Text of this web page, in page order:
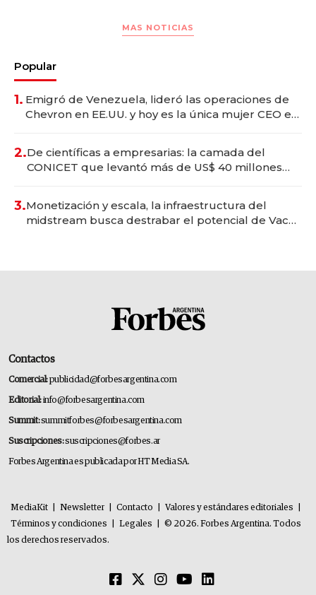
MAS NOTICIAS
Popular
1. Emigró de Venezuela, lideró las operaciones de
Chevron en EE.UU. y hoy es la única mujer CEO en
2.De científicas a empresarias: la camada del
CONICET que levantó más de US$ 40 millones
3.Monetización y escala, la infraestructura del
midstream busca destrabar el potencial de Vaca
Contactos
Comercial:publicidad@forbesargentina.com
Editorial:info@forbesargentina.com
Summit:summitforbes@forbesargentina.com
Suscripciones:suscripciones@forbes.ar
Forbes Argentina es publicada por HT Media SA.
MediaKit Newsletter Contacto Valores y estándares editoriales
Términos y condiciones
Legales
© 2026. Forbes Argentina. Todos
los derechos reservados.